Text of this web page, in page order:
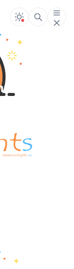
）